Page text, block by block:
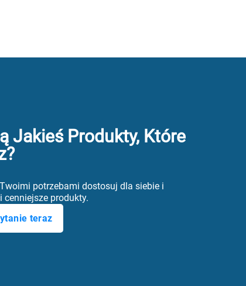
Jakieś Produkty, Które
potrzebami dostosuj dla siebie i
cenniejsze produkty.
teraz